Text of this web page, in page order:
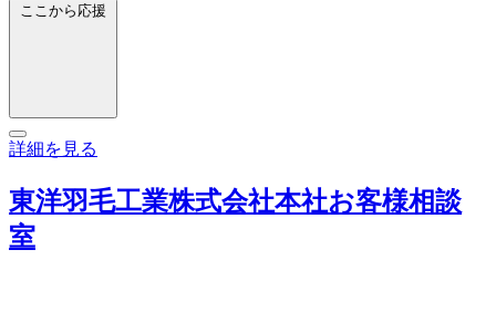
ここから応援
詳細を見る
東洋羽毛工業株式会社本社お客様相談
室